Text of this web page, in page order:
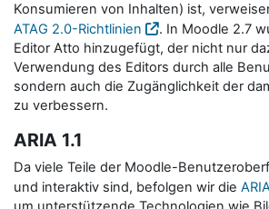
Konsumieren von Inhalten) ist,
ATAG 2.0-Richtlinien
. In Moodle 2.7
Editor Atto hinzugefügt, der nicht nur
Verwendung des Editors durch alle
sondern auch die Zugänglichkeit der
zu verbessern.
ARIA 1.1
Da viele Teile der Moodle-
und interaktiv sind, befolgen wir die